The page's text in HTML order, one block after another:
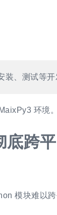
、测试等开
环境。
跨平
模块难以跨